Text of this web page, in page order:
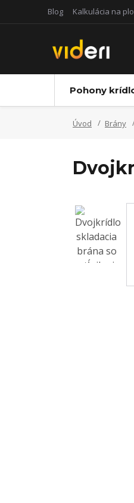
Blog Kalkulácia na
Pohony
Úvod Brány